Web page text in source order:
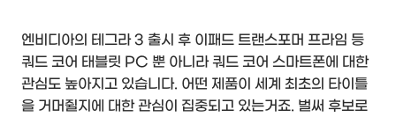
엔비디아의 테그라 3 출시 후 이패드 트랜스포머 프라임 등
쿼드 코어 태블릿 PC 뿐 아니라 쿼드 코어 스마트폰에 대한
관심도 높아지고 있습니다. 어떤 제품이 세계 최초의 타이틀
을 거머쥘지에 대한 관심이 집중되고 있는거죠. 벌써 후보로